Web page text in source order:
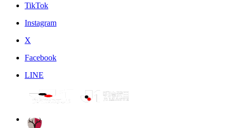
TikTok
Instagram
X
Facebook
LINE